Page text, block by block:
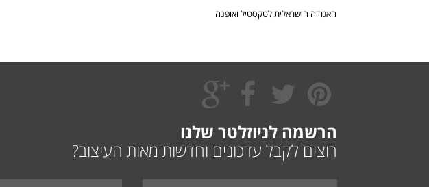
האגודה הישראלית לטקסטיל ואופנה
הרשמה לניוזלטר שלנו
רוצים לקבל עדכונים וחדשות מאות העיצוב?